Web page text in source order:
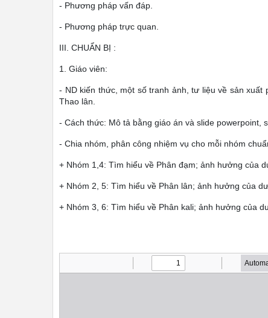
- Phương pháp vấn đáp.
- Phương pháp trực quan.
III. CHUẨN BỊ :
1. Giáo viên:
- ND kiến thức, một số tranh ảnh, tư liệu về sản xuất
Thao lân.
- Cách thức: Mô tả bằng giáo án và slide powerpoint,
- Chia nhóm, phân công nhiệm vụ cho mỗi nhóm
+ Nhóm 1,4: Tìm hiểu về Phân đạm; ảnh hưởng của
+ Nhóm 2, 5: Tìm hiểu về Phân lân; ảnh hưởng của
+ Nhóm 3, 6: Tìm hiểu về Phân kali; ảnh hưởng của